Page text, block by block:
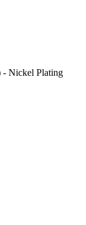
- Nickel Plating